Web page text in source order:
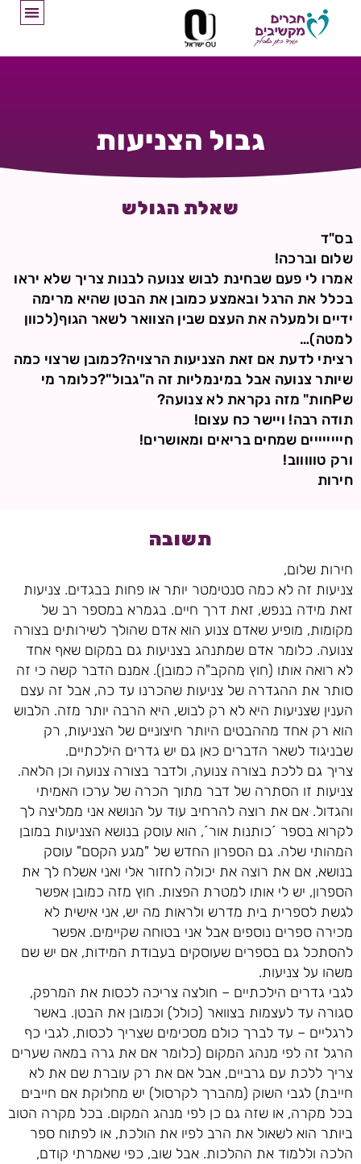
גבול הצניעות
שאלת הגולש
בס"ד
שלום וברכה!
אמרו לי פעם שבחינת לבוש צנועה לבנות צריך שלא יראו
בכלל את הרגל ובאמצע כמובן את הבטן שהיא מרימה
ידיים ולמעלה את העצם שבין הצוואר לשאר הגוף(לכוון
למטה)…
רציתי לדעת אם זאת הצניעות הרצויה?כמובן שרצוי כמה
שיותר צנועה אבל במינמליות זה ה"גבול"?כלומר מי
שPחות" מזה נקראת לא צנועה?
תודה רבה! ויישר כח עצום!
חיייייייים שמחים בריאים ומאושרים!
ורק טוווווב!
חירות
תשובה
חירות שלום,
צניעות זה לא כמה סנטימטר יותר או פחות בבגדים. צניעות
זאת מידה בנפש, זאת דרך חיים. בגמרא במספר רב של
מקומות, מופיע שאדם צנוע הוא אדם שהולך לשירותים בצורה
צנועה. כלומר אדם שמתנהג בצניעות גם במקום שאף אחד
לא רואה אותו (חוץ מהקב"ה כמובן). אמנם הדבר קשה כי זה
סותר את ההגדרה של צניעות שהכרנו עד כה, אבל זה עצם
הענין שצניעות היא לא רק לבוש, היא הרבה יותר מזה. הלבוש
הוא רק אחד מההבטים היותר חיצוניים של הצניעות, רק
שבניגוד לשאר הדברים כאן גם יש גדרים הילכתיים.
צריך גם ללכת בצורה צנועה, ולדבר בצורה צנועה וכן הלאה.
צניעות זו הסתרה של דבר מתוך הכרה של ערכו האמיתי
והגדול. אם את רוצה להרחיב עוד על הנושא אני ממליצה לך
לקרוא בספר ´כותנות אור´, הוא עוסק בנושא הצניעות במובן
המהותי שלה. גם הספרון החדש של "מגע הקסם" עוסק
בנושא, אם את רוצה את יכולה לחזור אלי ואני אשלח לך את
הספרון, יש לי אותו למטרת הפצות. חוץ מזה כמובן אפשר
לגשת לספרית בית מדרש ולראות מה יש, אני אישית לא
מכירה ספרים נוספים אבל אני בטוחה שקיימים. אפשר
להסתכל גם בספרים שעוסקים בעבודת המידות, אם יש שם
משהו על צניעות.
לגבי גדרים הילכתיים – חולצה צריכה לכסות את המרפק,
סגורה עד לעצמות בצוואר (כולל) וכמובן את הבטן. באשר
לרגליים – עד לברך כולם מסכימים שצריך לכסות, לגבי כף
הרגל זה לפי מנהג המקום (כלומר אם את גרה במאה שערים
צריך ללכת עם גרביים, אבל אם את רק עוברת שם את לא
חייבת) לגבי השוק (מהברך לקרסול) יש מחלוקת אם חייבים
בכל מקרה, או שזה גם כן לפי מנהג המקום. בכל מקרה הטוב
ביותר הוא לשאול את הרב לפיו את הולכת, או לפתוח ספר
הלכה וללמוד את ההלכות. אבל שוב, כפי שאמרתי קודם,